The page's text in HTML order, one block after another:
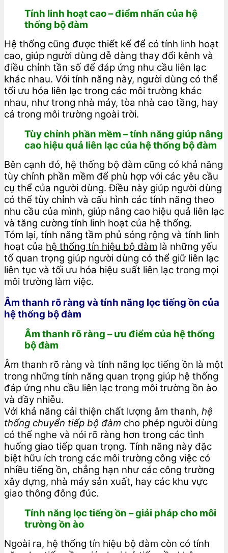
Tính linh hoạt cao – điểm nhấn của hệ
thống bộ đàm
Hệ thống cũng được thiết kế để có tính linh hoạt
cao, giúp người dùng dễ dàng thay đổi kênh và
điều chỉnh tần số để đáp ứng nhu cầu liên lạc
khác nhau. Với tính năng này, người dùng có thể
tối ưu hóa liên lạc trong các môi trường khác
nhau, như trong nhà máy, tòa nhà cao tầng, hay
cả trong môi trường ngoài trời.
Tùy chỉnh phần mềm – tính năng giúp nâng
cao hiệu quả liên lạc của hệ thống bộ đàm
Bên cạnh đó, hệ thống bộ đàm cũng có khả năng
tùy chỉnh phần mềm để phù hợp với các yêu cầu
cụ thể của người dùng. Điều này giúp người dùng
có thể tùy chỉnh và cấu hình các tính năng theo
nhu cầu của mình, giúp nâng cao hiệu quả liên lạc
và tăng cường tính linh hoạt của hệ thống.
Tóm lại, tính năng tầm phủ sóng rộng và tính linh
hoạt của hệ thống tín hiệu bộ đàm là những yếu
tố quan trọng giúp người dùng có thể giữ liên lạc
liên tục và tối ưu hóa hiệu suất liên lạc trong mọi
môi trường làm việc.
Âm thanh rõ ràng và tính năng lọc tiếng ồn của
hệ thống bộ đàm
Âm thanh rõ ràng – ưu điểm của hệ thống
bộ đàm
Âm thanh rõ ràng và tính năng lọc tiếng ồn là một
trong những tính năng quan trọng giúp hệ thống
đáp ứng nhu cầu liên lạc trong môi trường ồn ào
và đầy nhiễu.
Với khả năng cải thiện chất lượng âm thanh, hệ
thống chuyển tiếp bộ đàm cho phép người dùng
có thể nghe và nói rõ ràng hơn trong các tình
huống giao tiếp quan trọng. Tính năng này đặc
biệt hữu ích trong các môi trường công việc có
nhiều tiếng ồn, chẳng hạn như các công trường
xây dựng, nhà máy sản xuất, hay các khu vực
giao thông đông đúc.
Tính năng lọc tiếng ồn – giải pháp cho môi
trường ồn ào
Ngoài ra, hệ thống tín hiệu bộ đàm còn có tính